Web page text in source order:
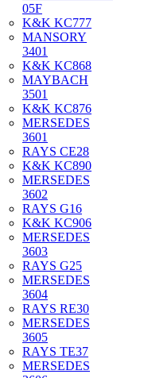
05F
K&K KC777
MANSORY
3401
K&K KC868
MAYBACH
3501
K&K KC876
MERSEDES
3601
RAYS CE28
K&K KC890
MERSEDES
3602
RAYS G16
K&K KC906
MERSEDES
3603
RAYS G25
MERSEDES
3604
RAYS RE30
MERSEDES
3605
RAYS TE37
MERSEDES